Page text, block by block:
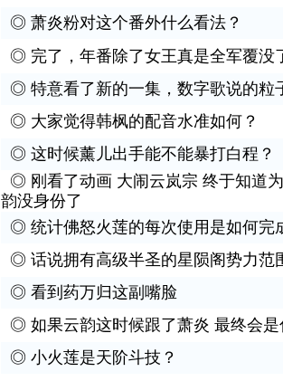
◎ 萧炎粉对这个番外什么看法？
◎ 完了，年番除了女王真是全军覆没
◎ 特意看了新的一集，数字歌说的粒
◎ 大家觉得韩枫的配音水准如何？
◎ 这时候薰儿出手能不能暴打白程？
◎ 刚看了动画 大闹云岚宗 终于知道
韵没身份了
◎ 统计佛怒火莲的每次使用是如何完
◎ 话说拥有高级半圣的星陨阁势力范
◎ 看到药万归这副嘴脸
◎ 如果云韵这时候跟了萧炎 最终会
◎ 小火莲是天阶斗技？